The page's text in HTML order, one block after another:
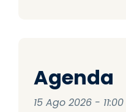
Agenda
15 Ago 2026 - 11:00